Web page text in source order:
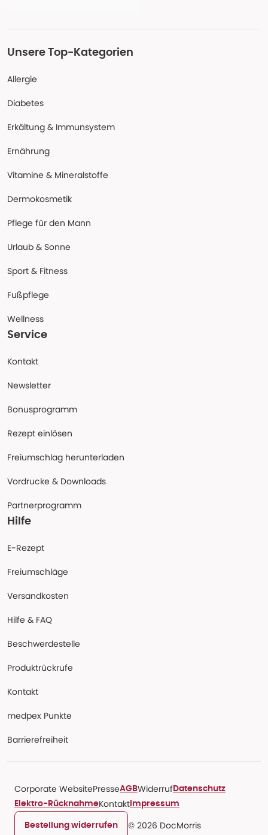
Unsere Top-Kategorien
Allergie
Diabetes
Erkältung & Immunsystem
Ernährung
Vitamine & Mineralstoffe
Dermokosmetik
Pflege für den Mann
Urlaub & Sonne
Sport & Fitness
Fußpflege
Wellness
Service
Kontakt
Newsletter
Bonusprogramm
Rezept einlösen
Freiumschlag herunterladen
Vordrucke & Downloads
Partnerprogramm
Hilfe
E-Rezept
Freiumschläge
Versandkosten
Hilfe & FAQ
Beschwerdestelle
Produktrückrufe
Kontakt
medpex Punkte
Barrierefreiheit
Corporate WebsitePresseAGBWiderruf Datenschutz
Elektro-RücknahmeKontakt Impressum
Bestellung widerrufen © 2026 DocMorris